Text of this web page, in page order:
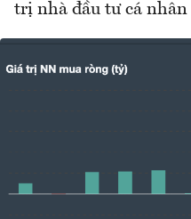
trị nhà đầu tư cá